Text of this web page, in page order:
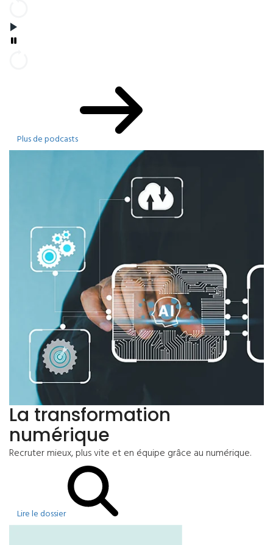
Plus de podcasts
La transformation
numérique
Recruter mieux, plus vite et en équipe grâce au numérique.
Lire le dossier